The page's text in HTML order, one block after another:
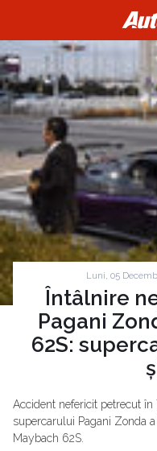
Luni, 05
Întâlnire
Pagani
62S:
Accident nefericit petrecut în
supercarului Pagani Zonda
Maybach 62S.